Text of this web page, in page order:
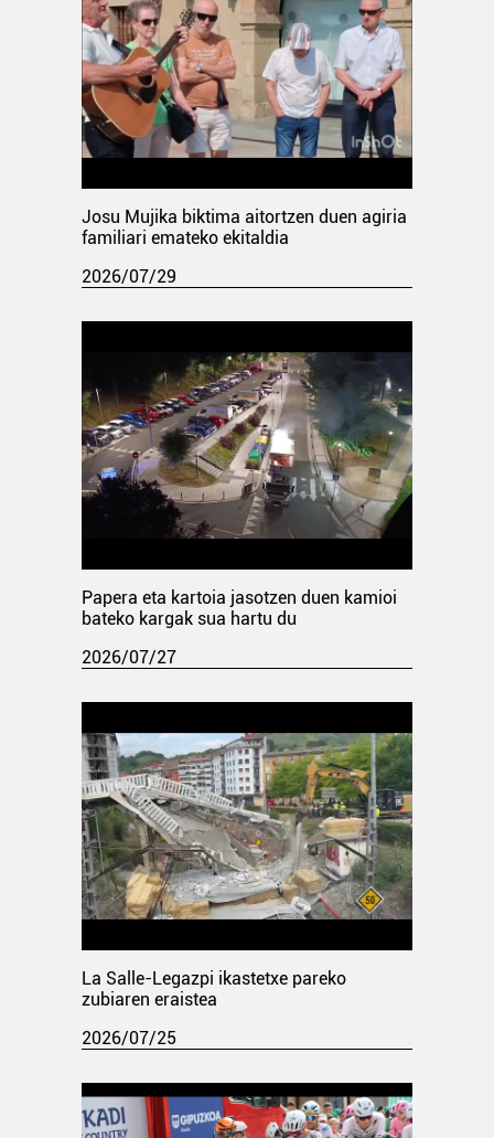
Josu Mujika biktima aitortzen duen agiria
familiari emateko ekitaldia
2026/07/29
Papera eta kartoia jasotzen duen kamioi
bateko kargak sua hartu du
2026/07/27
La Salle-Legazpi ikastetxe pareko
zubiaren eraistea
2026/07/25